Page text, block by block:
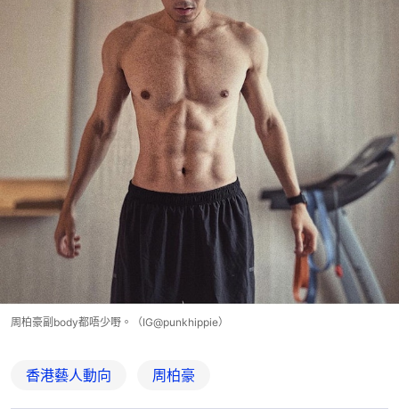
周柏豪副body都唔少嘢。（IG@punkhippie）
香港藝人動向 周柏豪